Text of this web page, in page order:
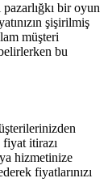
bir oyun
şişirilmiş
müşteri
bu
itirazı
hizmetinize
fiyatlarınızı